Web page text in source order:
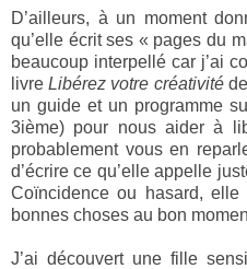
D’ailleurs, à un moment
qu’elle écrit ses « pages du
beaucoup interpellé car j’ai
livreLibérez votre créativité
un guide et un programme
3ième) pour nous aider à
probablement vous en
d’écrire ce qu’elle appelle
Coïncidence ou hasard,
bonnes choses au bon
J’ai découvert une fille